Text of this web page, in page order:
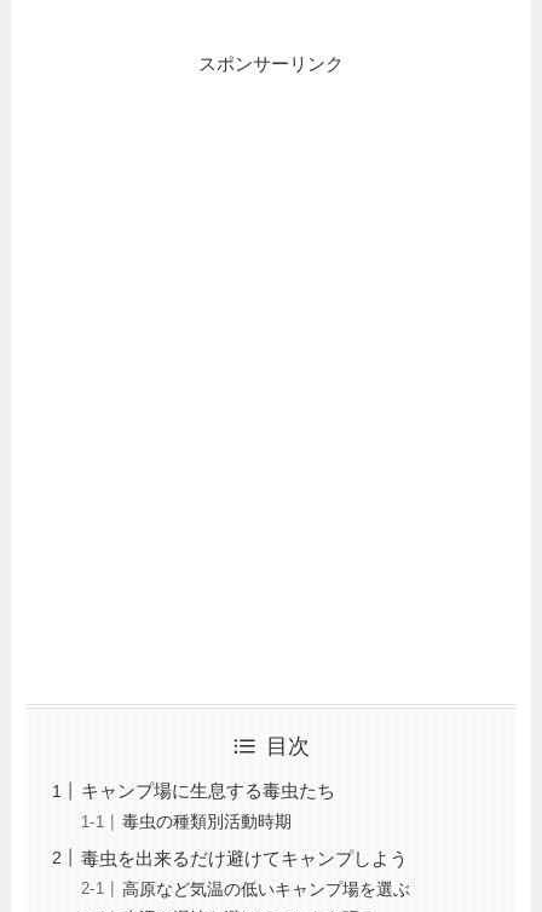
スポンサーリンク
目次
キャンプ場に生息する毒虫たち
毒虫の種類別活動時期
毒虫を出来るだけ避けてキャンプしよう
高原など気温の低いキャンプ場を選ぶ